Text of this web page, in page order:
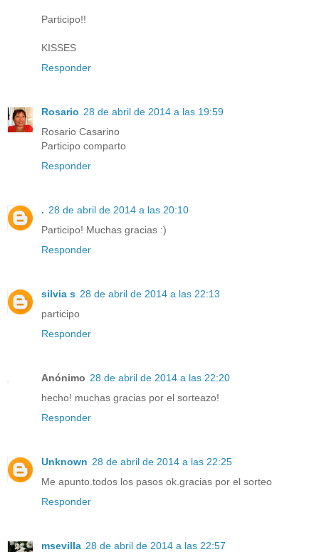
Participo!!
KISSES
Responder
Rosario 28 de abril de 2014 a las 19:59
Rosario Casarino
Participo comparto
Responder
. 28 de abril de 2014 a las 20:10
Participo! Muchas gracias :)
Responder
silvia s 28 de abril de 2014 a las 22:13
participo
Responder
Anónimo 28 de abril de 2014 a las 22:20
hecho! muchas gracias por el sorteazo!
Responder
Unknown 28 de abril de 2014 a las 22:25
Me apunto.todos los pasos ok.gracias por el sorteo
Responder
msevilla 28 de abril de 2014 a las 22:57